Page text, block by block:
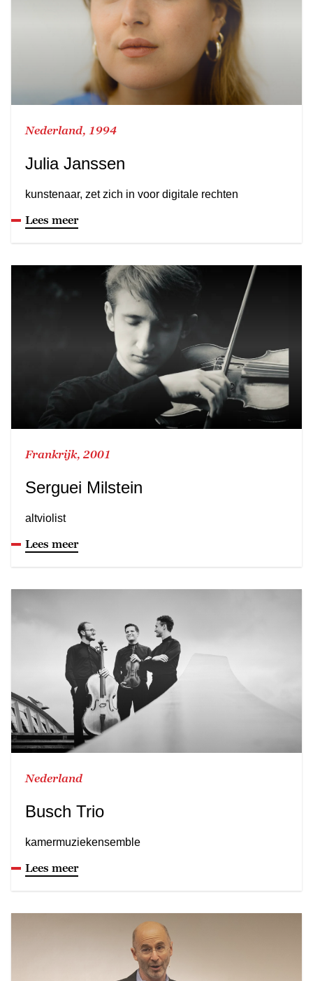
Nederland, 1994
Julia Janssen
kunstenaar, zet zich in voor digitale rechten
Lees meer
Frankrijk, 2001
Serguei Milstein
altviolist
Lees meer
Nederland
Busch Trio
kamermuziekensemble
Lees meer